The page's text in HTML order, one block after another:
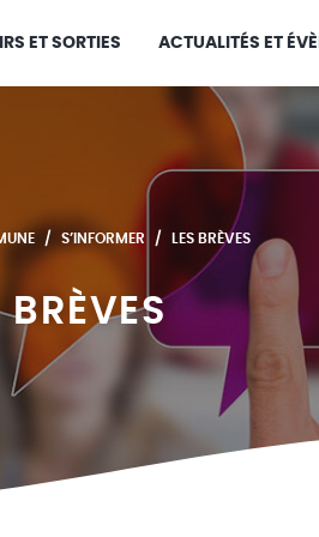
ET SORTIES ACTUALITÉS ET
S’INFORMER LES BRÈVES
BRÈVES